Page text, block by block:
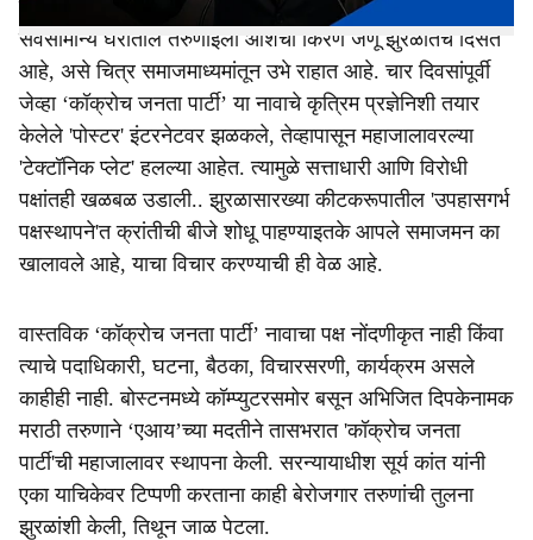
न्यायव्यवस्था आणि राजकारणाने केंद्रस्थानी आणून ठेवले आहे.
सर्वसामान्य घरातील तरुणाईला आशेचा किरण जणू झुरळातच दिसत
आहे, असे चित्र समाजमाध्यमांतून उभे राहात आहे. चार दिवसांपूर्वी
जेव्हा ‘कॉक्रोच जनता पार्टी’ या नावाचे कृत्रिम प्रज्ञेनिशी तयार
केलेले 'पोस्टर' इंटरनेटवर झळकले, तेव्हापासून महाजालावरल्या
'टेक्टॉनिक प्लेट' हलल्या आहेत. त्यामुळे सत्ताधारी आणि विरोधी
पक्षांतही खळबळ उडाली.. झुरळासारख्या कीटकरूपातील 'उपहासगर्भ
पक्षस्थापने'त क्रांतीची बीजे शोधू पाहण्याइतके आपले समाजमन का
खालावले आहे, याचा विचार करण्याची ही वेळ आहे.
वास्तविक ‘कॉक्रोच जनता पार्टी’ नावाचा पक्ष नोंदणीकृत नाही किंवा
त्याचे पदाधिकारी, घटना, बैठका, विचारसरणी, कार्यक्रम असले
काहीही नाही. बोस्टनमध्ये कॉम्प्युटरसमोर बसून अभिजित दिपकेनामक
मराठी तरुणाने ‘एआय’च्या मदतीने तासभरात 'कॉक्रोच जनता
पार्टी'ची महाजालावर स्थापना केली. सरन्यायाधीश सूर्य कांत यांनी
एका याचिकेवर टिप्पणी करताना काही बेरोजगार तरुणांची तुलना
झुरळांशी केली, तिथून जाळ पेटला.